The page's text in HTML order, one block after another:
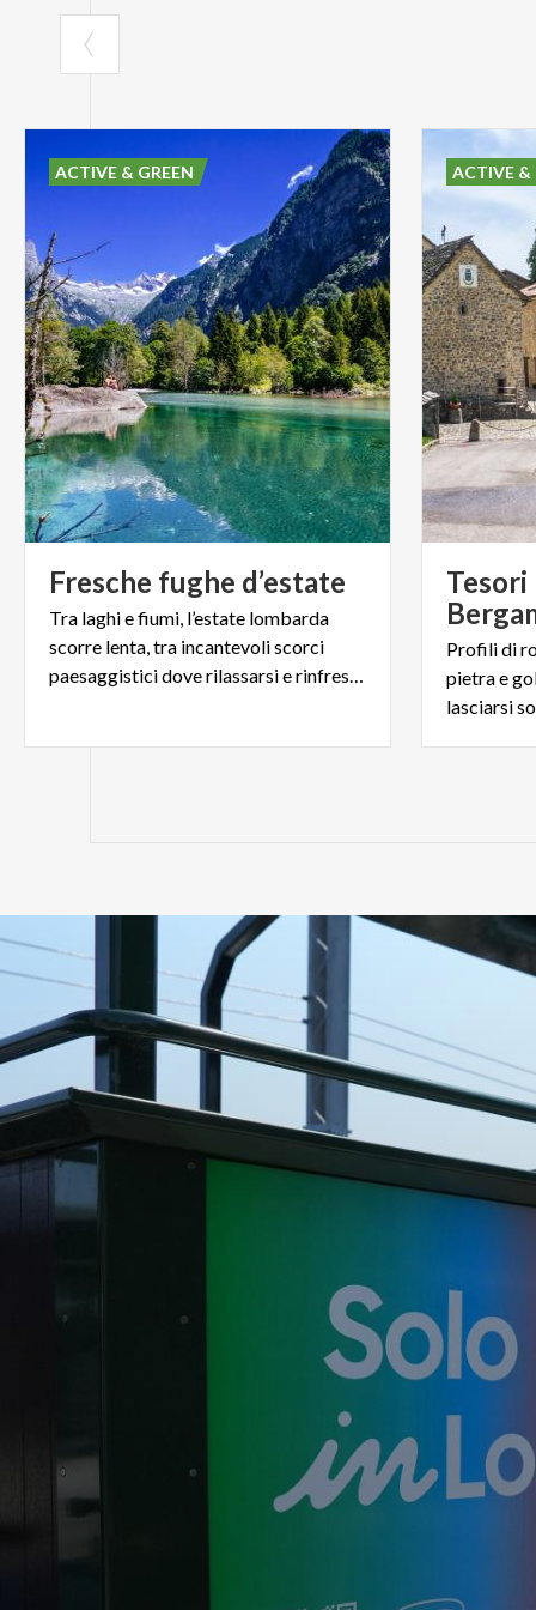
Fresche fughe d’estate
Tra laghi e fiumi, l’estate lombarda
scorre lenta, tra incantevoli scorci
paesaggistici dove rilassarsi e rinfrescarsi.
ACTIVE & GREEN
Profili di
pietra e
lasciarsi
ACTIVE &